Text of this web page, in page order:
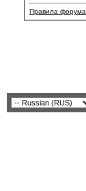
Правила форума